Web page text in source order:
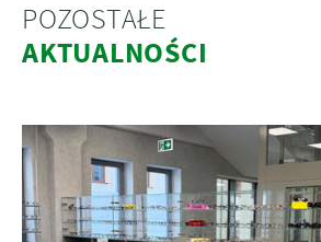
POZOSTAŁE
AKTUALNOŚCI